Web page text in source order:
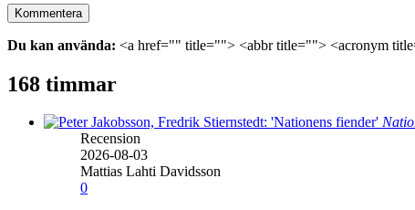
Du kan använda: <a href="" title=""> <abbr title=""> <acronym
168 timmar
Recension
2026-08-03
Mattias Lahti Davidsson
0